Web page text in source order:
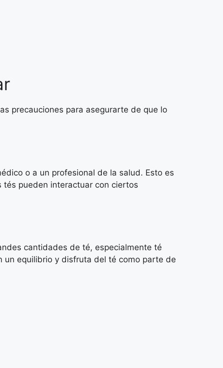
precauciones para asegurarte de que lo
o a un profesional de la salud. Esto es
pueden interactuar con ciertos
cantidades de té, especialmente té
un equilibrio y disfruta del té como parte de